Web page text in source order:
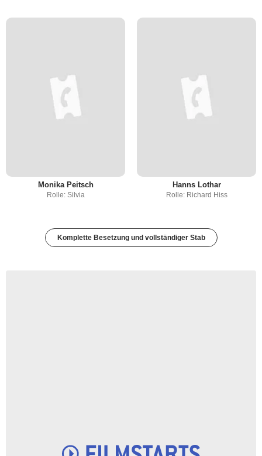
Monika Peitsch
Rolle: Silvia
Hanns Lothar
Rolle: Richard Hiss
Komplette Besetzung und vollständiger Stab